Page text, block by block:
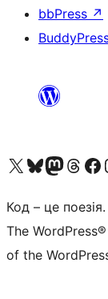
bbPress ↗
Visit our X (formerly Twitter) account
Visit our Bluesky account
Завітайте до нашої
Visit our
Код – це поезія.
The
of the